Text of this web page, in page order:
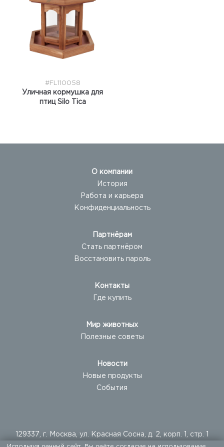
#FL110058
Уличная кормушка для
птиц Silo Tica
О компании
История
Работа и карьера
Конфиденциальность
Партнёрам
Стать партнёром
Восстановить пароль
Контакты
Где купить
Мир животных
Полезные советы
Новости
Новые продукты
События
129337, г. Москва, ул. Красная Сосна, д. 2, корп. 1, стр. 1